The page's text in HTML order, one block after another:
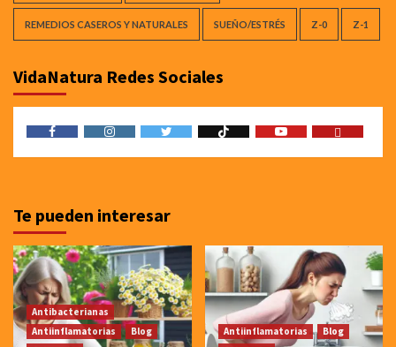
REMEDIOS CASEROS Y NATURALES SUEÑO/ESTRÉS Z-0 Z-1
VidaNatura Redes Sociales
Te pueden interesar
Antibacterianas
Antiinflamatorias
Blog
Antiinflamatorias
Blog